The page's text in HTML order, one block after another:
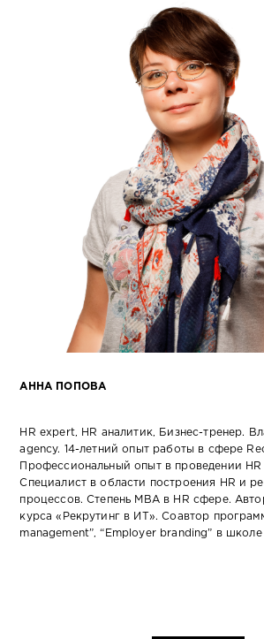
АННА ПОПОВА
HR expert, HR аналитик, Бизнес-тренер.
agency. 14-летний опыт работы в сфере
Профессиональный опыт в проведении HR
Специалист в области построения HR и
процессов. Степень MBA в HR сфере.
курса «Рекрутинг в ИТ». Соавтор
management”, “Employer branding” в школе